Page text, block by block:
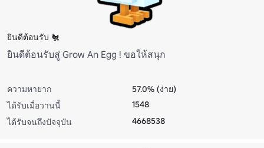
ยินดีต้อนรับ 🐔
ยินดีต้อนรับสู่ Grow An Egg ! ขอให้สนุก
ความหายาก
57.0% (ง่าย)
ได้รับเมื่อวานนี้
1548
ได้รับจนถึงปัจจุบัน
4668538